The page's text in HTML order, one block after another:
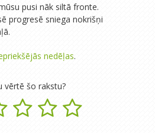
pusi nāk siltā fronte.
progresē sniega nokrišņi
nedēļas.
vērtē šo rakstu?